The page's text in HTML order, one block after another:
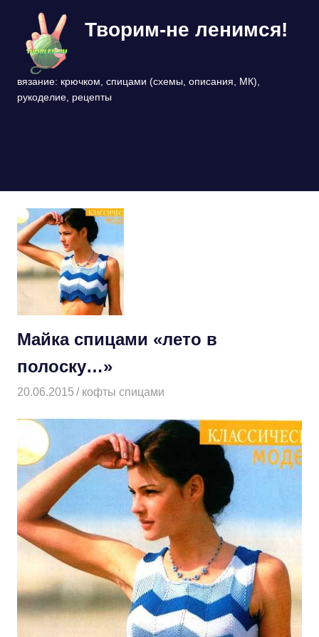
содержимому
Творим-не ленимся!
вязание: крючком, спицами (схемы, описания, МК),
рукоделие, рецепты
Майка спицами «лето в
полоску…»
20.06.2015 Творогова Елена
кофты спицами